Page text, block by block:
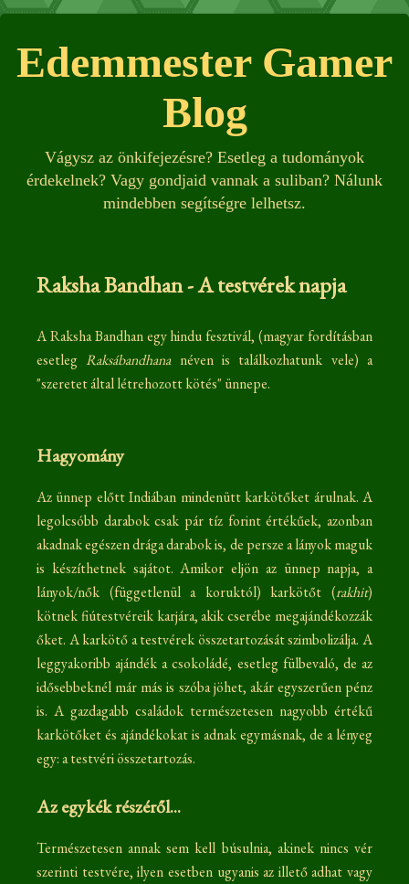
Edemmester Gamer
Blog
Vágysz az önkifejezésre? Esetleg a tudományok
érdekelnek? Vagy gondjaid vannak a suliban? Nálunk
mindebben segítségre lelhetsz.
Raksha Bandhan - A testvérek napja
A Raksha Bandhan egy hindu fesztivál, (magyar fordításban
esetlegRaksábandhananéven is találkozhatunk vele) a
"szeretet által létrehozott kötés" ünnepe.
Hagyomány
Az ünnep előtt Indiában mindenütt karkötőket árulnak. A
legolcsóbb darabok csak pár tíz forint értékűek, azonban
akadnak egészen drága darabok is, de persze a lányok maguk
is készíthetnek sajátot. Amikor eljön az ünnep napja, a
lányok/nők (függetlenül a koruktól) karkötőt (rakhit)
kötnek fiútestvéreik karjára, akik cserébe megajándékozzák
őket. A karkötő a testvérek összetartozását szimbolizálja. A
leggyakoribb ajándék a csokoládé, esetleg fülbevaló, de az
idősebbeknél már más is szóba jöhet, akár egyszerűen pénz
is. A gazdagabb családok természetesen nagyobb értékű
karkötőket és ajándékokat is adnak egymásnak, de a lényeg
egy: a testvéri összetartozás.
Az egykék részéről...
Természetesen annak sem kell búsulnia, akinek nincs vér
szerinti testvére, ilyen esetben ugyanis az illető adhat vagy